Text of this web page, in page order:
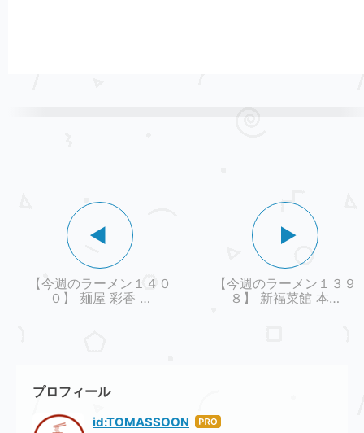
【今週のラーメン１４０
０】 麺屋 彩香 …
【今週のラーメン１３９
８】 新福菜館 本…
プロフィール
id:TOMASSOON はて